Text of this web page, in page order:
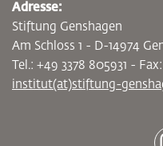
[socialLinksTitle]
Adresse:
Stiftung Genshagen
Am Schloss 1 - D-14974
Tel.: +49 3378 805931 -
institut(at)stiftung-